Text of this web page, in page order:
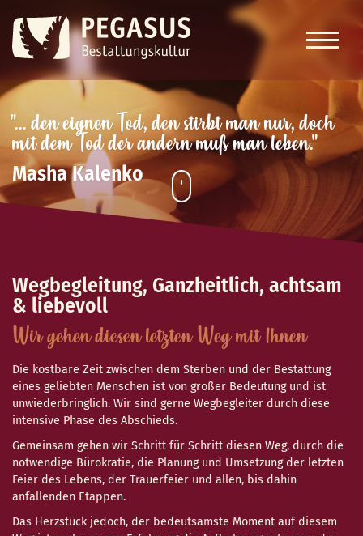
"... den eignen Tod, den stirbt man nur, doch
mit dem Tod der andern muß man leben."
Masha Kalenko
Wegbegleitung, Ganzheitlich, achtsam
& liebevoll
Wir gehen diesen letzten Weg mit Ihnen
Die kostbare Zeit zwischen dem Sterben und der Bestattung
eines geliebten Menschen ist von großer Bedeutung und ist
unwiederbringlich. Wir sind gerne Wegbegleiter durch diese
intensive Phase des Abschieds.
Gemeinsam gehen wir Schritt für Schritt diesen Weg, durch die
notwendige Bürokratie, die Planung und Umsetzung der letzten
Feier des Lebens, der Trauerfeier und allen, bis dahin
anfallenden Etappen.
Das Herzstück jedoch, der bedeutsamste Moment auf diesem